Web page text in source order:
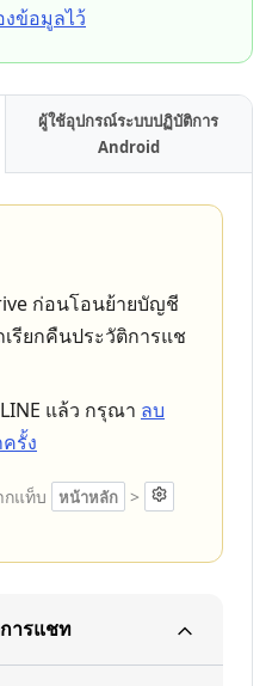
ข้อมูลไว้
ผู้ใช้อุปกรณ์ระบบปฏิบัติการ
Android
ก่อนโอนย้ายบัญชี
เรียกคืนประวัติการแช
แล้ว กรุณา ลบ
รั้ง
กแท็บ หน้าหลัก >
ารแชท